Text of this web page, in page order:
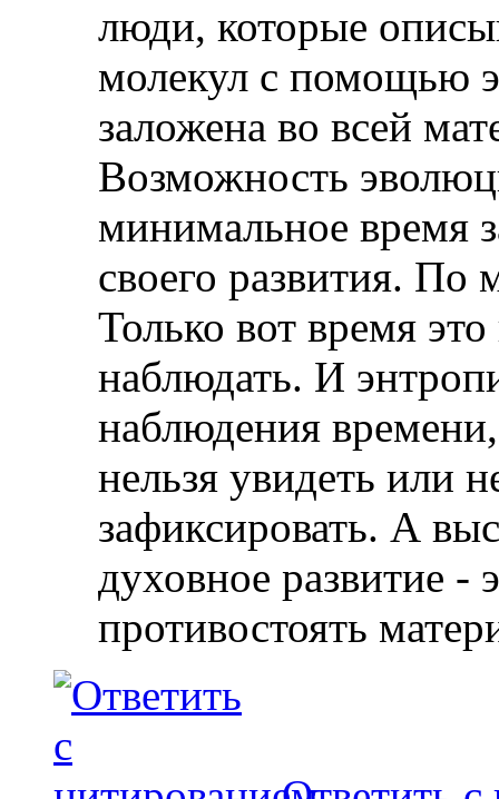
люди, которые
молекул с помощью
заложена во всей
Возможность
минимальное время
своего развития. По
Только вот время
наблюдать. И
наблюдения
нельзя увидеть или
зафиксировать. А
духовное развитие -
противостоять